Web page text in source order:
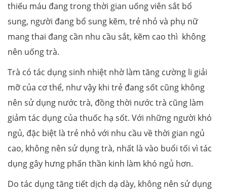
thiếu máu đang trong thời gian uống viên sắt bổ
sung, người đang bổ sung kẽm, trẻ nhỏ và phụ nữ
mang thai đang cần nhu cầu sắt, kẽm cao thì không
nên uống trà.
Trà có tác dụng sinh nhiệt nhờ làm tăng cường li giải
mỡ của cơ thể, như vậy khi trẻ đang sốt cũng không
nên sử dụng nước trà, đồng thời nước trà cũng làm
giảm tác dụng của thuốc hạ sốt. Với những người khó
ngủ, đặc biệt là trẻ nhỏ với nhu cầu về thời gian ngủ
cao, không nên sử dụng trà, nhất là vào buổi tối vì tác
dụng gây hưng phấn thần kinh làm khó ngủ hơn.
Do tác dụng tăng tiết dịch dạ dày, không nên sử dụng